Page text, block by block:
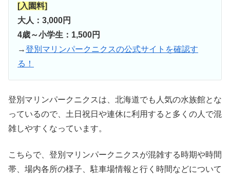
[入園料]
大人：3,000円
4歳～小学生：1,500円
→登別マリンパークニクスの公式サイトを確認す
る！
登別マリンパークニクスは、北海道でも人気の水族館とな
っているので、土日祝日や連休に利用すると多くの人で混
雑しやすくなっています。
こちらで、登別マリンパークニクスが混雑する時期や時間
帯、場内各所の様子、駐車場情報と行く時間などについて